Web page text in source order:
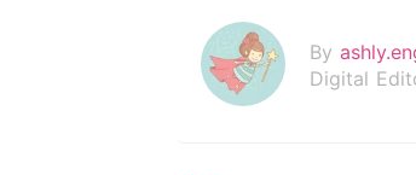
By
Digital